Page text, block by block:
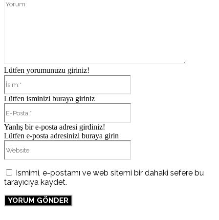
Lütfen yorumunuzu giriniz!
Lütfen isminizi buraya giriniz
Yanlış bir e-posta adresi girdiniz!
Lütfen e-posta adresinizi buraya girin
Ismimi, e-postamı ve web sitemi bir dahaki sefere bu
tarayıcıya kaydet.